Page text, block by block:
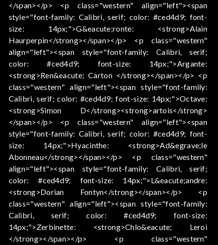
</span></p> <p class="western" align="left"><span
style="font-family: Calibri, serif; color: #ced4d9; font-
size: 14px;">G&eacute;ronte: <strong>Alain
Haurperpin</strong></span></p> <p class="western"
align="left"><span style="font-family: Calibri, serif;
color: #ced4d9; font-size: 14px;">Argante:
<strong>Ren&eacute; Carton </strong></span></p> <p
class="western" align="left"><span style="font-family:
Calibri, serif; color: #ced4d9; font-size: 14px;">Octave:
<strong>Simon D</strong><strong>artois</strong>
</span></p> <p class="western" align="left"><span
style="font-family: Calibri, serif; color: #ced4d9; font-
size: 14px;">Hyacinthe: <strong>Ad&egrave;le
Abonneau</strong></span></p> <p class="western"
align="left"><span style="font-family: Calibri, serif;
color: #ced4d9; font-size: 14px;">L&eacute;andre:
<strong>Dorian Fontyn</strong></span></p> <p
class="western" align="left"><span style="font-family:
Calibri, serif; color: #ced4d9; font-size:
14px;">Zerbinette: <strong>Chlo&eacute; Leroi
</strong></span></p> <p class="western"